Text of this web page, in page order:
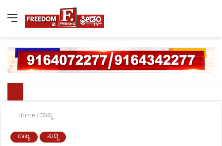
Home/ರಾಜ್ಯ
ರಾಜ್ಯ ಸುದ್ದಿ